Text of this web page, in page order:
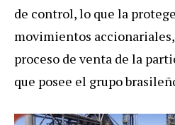
de control, lo que la
movimientos
proceso de venta de la
que posee el grupo